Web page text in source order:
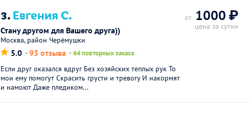
3.Евгения С.
Стану другом для Вашего друга))
Москва, район Черёмушки
5.0 93 отзыва 64 повторных заказа
Если друг оказался вдруг Без хозяйских теплых рук То
мои ему помогут Скрасить грусти и тревогу И накормят
и намоют Даже пледиком...
от 1000 ₽
цена за сутки